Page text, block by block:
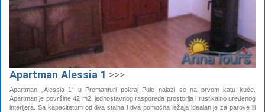
Apartman Alessia 1 >>>
Apartman „Alessia 1“ u Premanturi pokraj Pule nalazi se na prvom katu kuće.
Apartman je površine 42 m2, jednostavnog rasporeda prostorija i rustikalno uređenog
interijera. Sa kapacitetom od dva stalna i dva pomoćna ležaja idealan je za parove ili